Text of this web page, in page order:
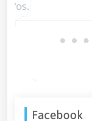
od
Facebook